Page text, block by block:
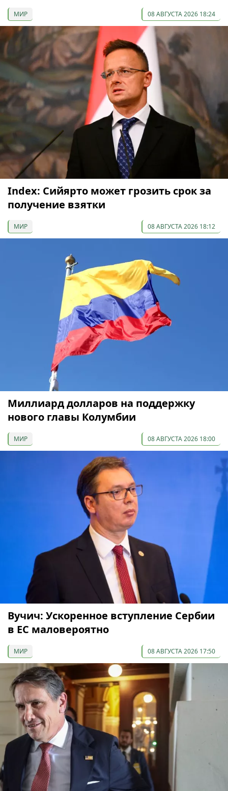
МИР 08 АВГУСТА 2026 18:24
Index: Сийярто может грозить срок за
получение взятки
МИР 08 АВГУСТА 2026 18:12
Миллиард долларов на поддержку
нового главы Колумбии
МИР 08 АВГУСТА 2026 18:00
Вучич: Ускоренное вступление Сербии
в ЕС маловероятно
МИР 08 АВГУСТА 2026 17:50